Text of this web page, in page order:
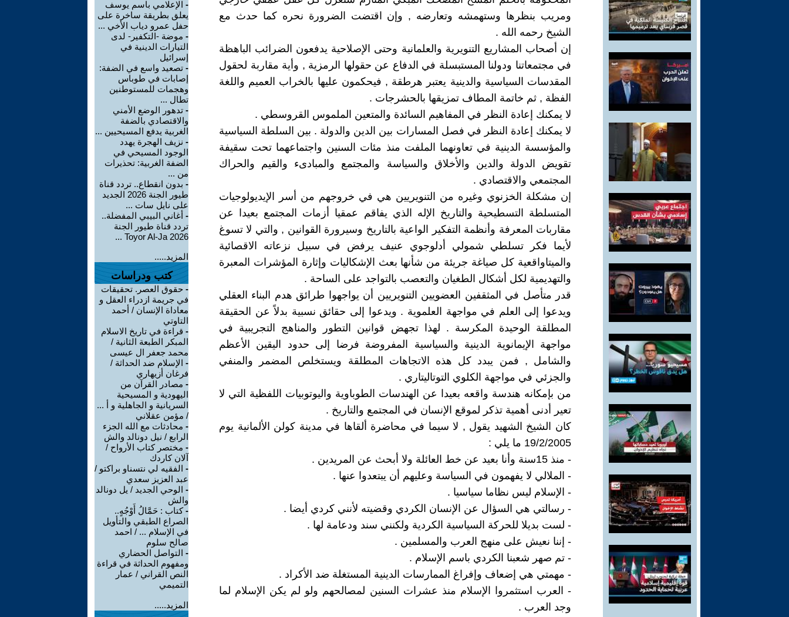
ومريب بنظرها وستهمشه وتعارضه , وإن اقتضت الضرورة نحره كما حدث مع
الشيخ رحمه الله .
إن أصحاب المشاريع التنويرية والعلمانية وحتى الإصلاحية يدفعون الضرائب الباهظة
في مجتمعاتنا ودولنا المستبسلة في الدفاع عن حقولها الرمزية , وأية مقاربة لحقول
المقدسات السياسية والدينية يعتبر هرطقة , فيحكمون عليها بالخراب العميم واللغة
الفظة , ثم خاتمة المطاف تمزيقها بالحشرجات .
لا يمكنك إعادة النظر في المفاهيم السائدة والمتعين الملموس القروسطي .
لا يمكنك إعادة النظر في فصل المسارات بين الدين والدولة . بين السلطة السياسية
والمؤسسة الدينية في تعاونهما الملفت منذ مئات السنين واجتماعهما تحت سقيفة
تقويض الدولة والدين والأخلاق والسياسة والمجتمع والمبادىء والقيم والحراك
المجتمعي والاقتصادي .
إن مشكلة الخزنوي وغيره من التنويريين هي في خروجهم من أسر الإيديولوجيات
المتسلطة التسطيحية والتاريخ الإله الذي يفاقم عمقيا أزمات المجتمع بعيدا عن
مقاربات المعرفة وأنظمة التفكير الواعية بالتاريخ وسيرورة القوانين , والتي لا تسوغ
لأيما فكر تسلطي شمولي أدلوجوي عنيف يرفض في سبيل نزعاته الاقصائية
والميتاواقعية كل صياغة جريئة من شأنها بعث الإشكاليات وإثارة المؤشرات المعبرة
والتهديمية لكل أشكال الطغيان والتعصب بالتواجد على الساحة .
قدر متأصل في المثقفين العضويين التنويريين أن يواجهوا طرائق هدم البناء العقلي
ويدعوا إلى العلم في مواجهة العلموية . ويدعوا إلى حقائق نسبية بدلاً عن الحقيقة
المطلقة الوحيدة المكرسة . لهذا تجهض قوانين التطور والمناهج التجريبية في
مواجهة الإيمانوية الدينية والسياسية المفروضة فرضا إلى حدود اليقين الأعظم
والشامل , فمن يبدد كل هذه الاتجاهات المطلقة ويستخلص المضمر والمنفي
والجزئي في مواجهة الكلوي التوتاليتاري .
من بإمكانه هندسة واقعه بعيدا عن الهندسات الطوباوية واليوتوبيات اللفظية التي لا
تعير أدنى أهمية تذكر لموقع الإنسان في المجتمع والتاريخ .
كان الشيخ الشهيد يقول , لا سيما في محاضرة ألقاها في مدينة كولن الألمانية يوم
19/2/2005 ما يلي :
- منذ 15سنة وأنا بعيد عن خط العائلة ولا أبحث عن المريدين .
- الملالي لا يفهمون في السياسة وعليهم أن يبتعدوا عنها .
- الإسلام ليس نظاما سياسيا .
- رسالتي هي السؤال عن الإنسان الكردي وقضيته لأنني كردي أيضا .
- لست بديلا للحركة السياسية الكردية ولكنني سند ودعامة لها .
- إننا نعيش على منهج العرب والمسلمين .
- تم صهر شعبنا الكردي باسم الإسلام .
- مهمتي هي إضعاف وإفراغ الممارسات الدينية المستغلة ضد الأكراد .
- العرب استثمروا الإسلام منذ عشرات السنين لمصالحهم ولو لم يكن الإسلام لما
وجد العرب .
- الإعلامي باسم يوسف
يعلق بطريقة ساخرة على
حفل عمرو دياب الأخي ...
- موضة -التكفير- لدى
التيارات الدينية في
إسرائيل
- تصعيد واسع في الضفة:
إصابات في طوباس
وهجمات للمستوطنين
تطال ...
- تدهور الوضع الأمني
والاقتصادي بالضفة
الغربية يدفع المسيحيين ...
- نزيف الهجرة يهدد
الوجود المسيحي في
الضفة الغربية: تحذيرات
من ...
- بدون انقطاع.. تردد قناة
طيور الجنة 2026 الجديد
على نايل سات ...
- أغاني البيبي المفضلة..
تردد قناة طيور الجنة
2026 Toyor Al-Ja ...
المزيد.....
كتب ودراسات
- حقوق العصر. تحقيقات
في جريمة ازدراء العقل و
معاداة الإنسان / أحمد
التاوتي
- قراءة في تاريخ الاسلام
المبكر الطبعة الثانية /
محمد جعفر ال عيسى
- الإسلام ضد الحداثة /
فرغان أزيهاري
- مصادر القرآن من
اليهودية و المسيحية
السريانية و الجاهلية و أ ...
/ مؤمن عقلاني
- محادثات مع الله الجزء
الرابع / نيل دونالد والش
- مختصر كتاب الأرواح /
آلان كاردك
- الفقيه لي نتسناو براكتو /
عبد العزيز سعدي
- الوحي الجديد / يل دونالد
والش
-كتاب : حَمَّالُ أَوْجُهٍ..
الصراع الطبقي والتأويل
في الإسلام ... / احمد
صالح سلوم
- التواصل الحضاري
ومفهوم الحداثة في قراءة
النص القراني / عمار
التميمي
المزيد.....